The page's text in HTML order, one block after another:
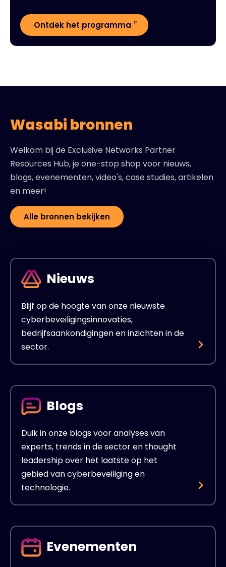
Ontdek het programma
Wasabi bronnen
Welkom bij de Exclusive Networks Partner
Resources Hub, je one-stop shop voor nieuws,
blogs, evenementen, video's, case studies, artikelen
en meer!
Alle bronnen bekijken
Nieuws
Blijf op de hoogte van onze nieuwste
cyberbeveiligingsinnovaties,
bedrijfsaankondigingen en inzichten in de
sector.
Blogs
Duik in onze blogs voor analyses van
experts, trends in de sector en thought
leadership over het laatste op het
gebied van cyberbeveiliging en
technologie.
Evenementen